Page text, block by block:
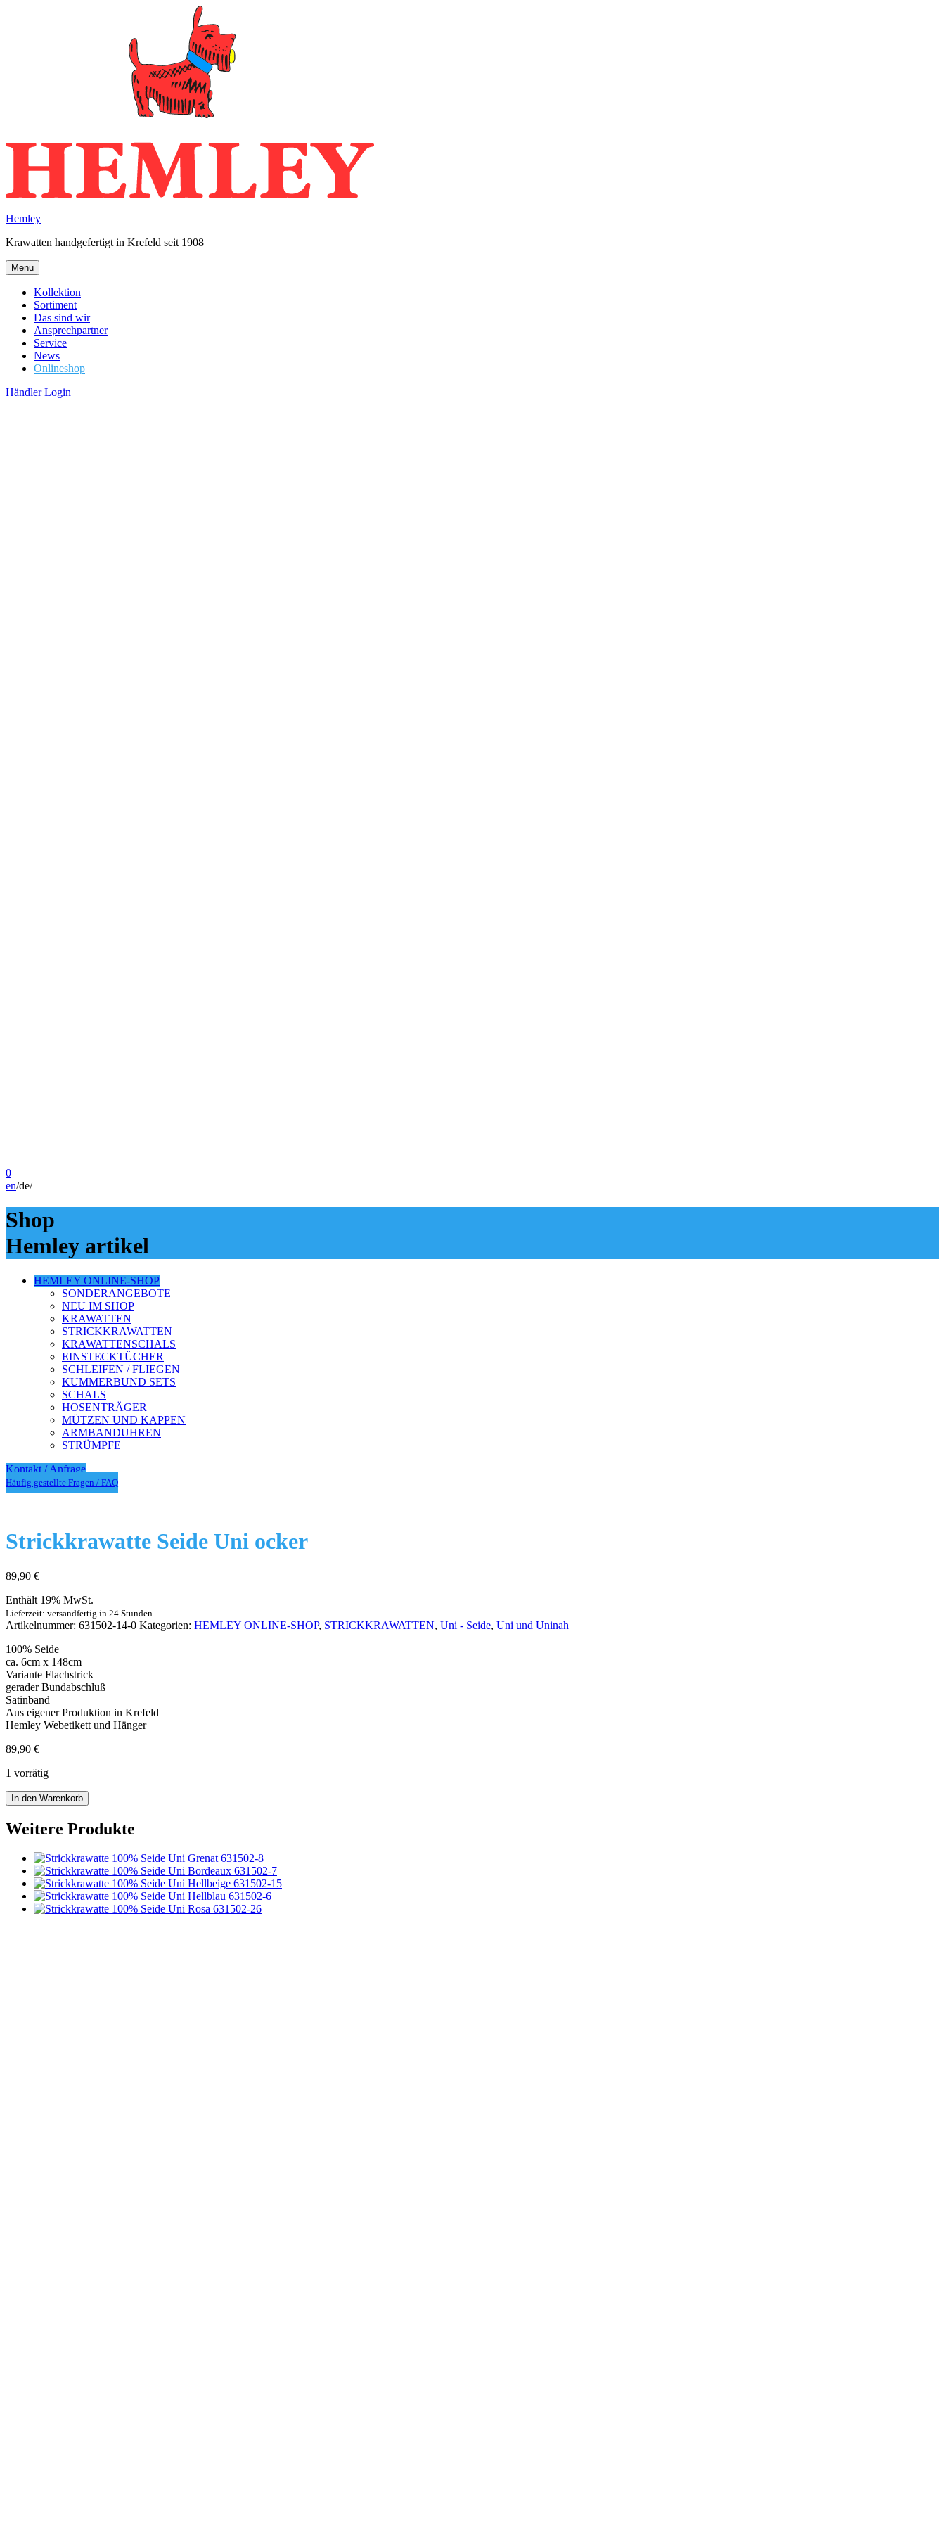
Hemley
Krawatten handgefertigt in Krefeld seit 1908
Menu
Kollektion
Sortiment
Das sind wir
Ansprechpartner
Service
News
Onlineshop
Händler Login
0
en/de/
Shop
Hemley artikel
HEMLEY ONLINE-SHOP
SONDERANGEBOTE
NEU IM SHOP
KRAWATTEN
STRICKKRAWATTEN
KRAWATTENSCHALS
EINSTECKTÜCHER
SCHLEIFEN / FLIEGEN
KUMMERBUND SETS
SCHALS
HOSENTRÄGER
MÜTZEN UND KAPPEN
ARMBANDUHREN
STRÜMPFE
Kontakt / Anfrage
Häufig gestellte Fragen / FAQ
Strickkrawatte Seide Uni ocker
89,90 €
Enthält 19% MwSt.
Lieferzeit: versandfertig in 24 Stunden
Artikelnummer: 631502-14-0 Kategorien: HEMLEY ONLINE-SHOP, STRICKKRAWATTEN, Uni - Seide, Uni und Uninah
100% Seide
ca. 6cm x 148cm
Variante Flachstrick
gerader Bundabschluß
Satinband
Aus eigener Produktion in Krefeld
Hemley Webetikett und Hänger
89,90 €
1 vorrätig
Strickkrawatte
Seide
Uni
ocker
In den Warenkorb
Weitere Produkte